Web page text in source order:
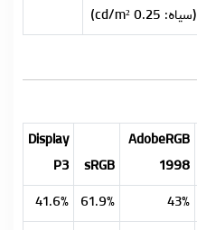
(سیاه: 0.25 cd/m²)
AdobeRGB
1998
sRGB
Display
P3
43%
61.9%
41.6%